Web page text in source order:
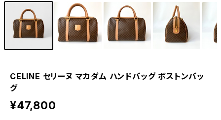
CELINE セリーヌ マカダム ハンドバッグ ボストンバッ
グ
¥47,800